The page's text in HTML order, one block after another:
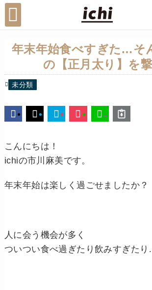
年末年始食べすぎた…そ
の【正月太り】を撃
未分類
こんにちは！
ichiの市川麻美です。
年末年始は楽しく過ごせましたか？
人に会う機会が多く
ついつい食べ過ぎたり飲みすぎた